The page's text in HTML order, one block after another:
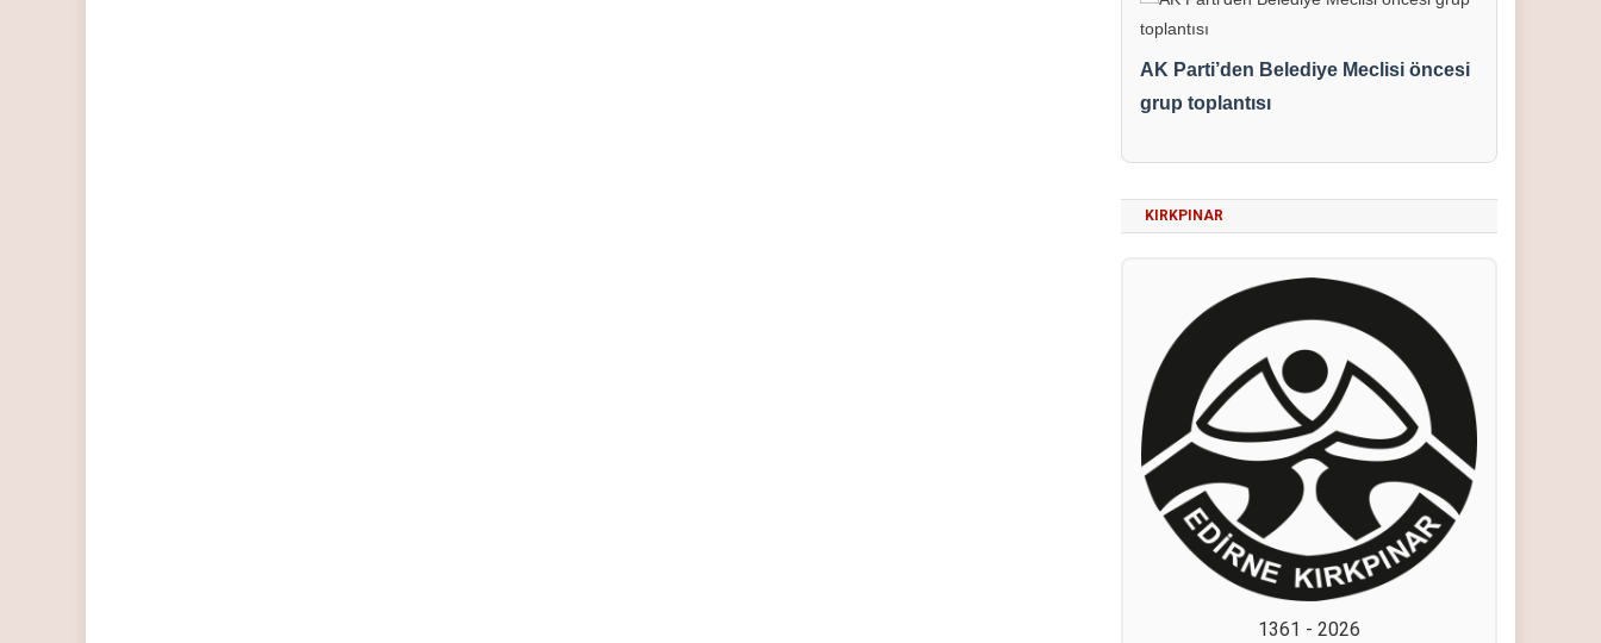
AK Parti’den Belediye Meclisi öncesi
grup toplantısı
KIRKPINAR
1361 - 2026